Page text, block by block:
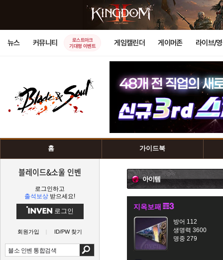
뉴스 커뮤니티
로스트아크
기대평 이벤트
게임캘린더 게이머존 라이브/
홈 가이드북
블레이드&소울 인벤
로그인하고
출석보상 받으세요!
로그인
회원가입 ID/PW 찾기
아이템
지옥보패
방어 112
생명력 3600
명중 279